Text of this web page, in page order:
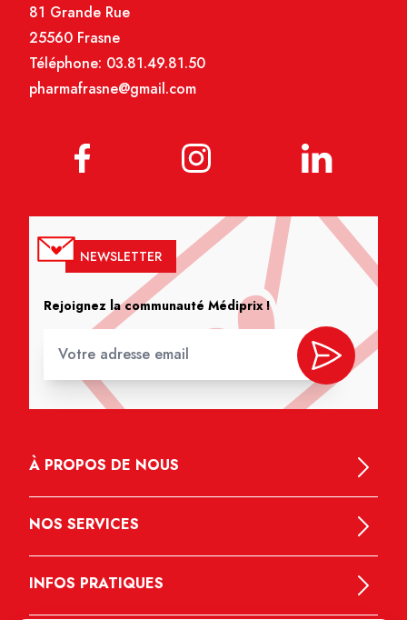
81 Grande Rue
25560 Frasne
Téléphone: 03.81.49.81.50
pharmafrasne@gmail.com
NEWSLETTER
Rejoignez la communauté Médiprix !
À PROPOS DE NOUS
NOS SERVICES
INFOS PRATIQUES